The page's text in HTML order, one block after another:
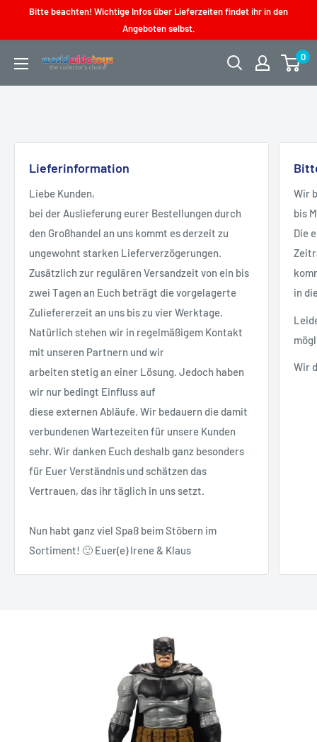
Bitte beachten! Wichtige Infos über Lieferzeiten findet ihr in den
Angeboten selbst.
worldwidetoys
0
Lieferinformation
Liebe Kunden,
bei der Auslieferung eurer Bestellungen durch
den Großhandel an uns kommt es derzeit zu
ungewohnt starken Lieferverzögerungen.
Zusätzlich zur regulären Versandzeit von ein bis
zwei Tagen an Euch beträgt die vorgelagerte
Zuliefererzeit an uns bis zu vier Werktage.
Natürlich stehen wir in regelmäßigem Kontakt
mit unseren Partnern und wir
arbeiten stetig an einer Lösung. Jedoch haben
wir nur bedingt Einfluss auf
diese externen Abläufe. Wir bedauern die damit
verbundenen Wartezeiten für unsere Kunden
sehr. Wir danken Euch deshalb ganz besonders
für Euer Verständnis und schätzen das
Vertrauen, das ihr täglich in uns setzt.
Nun habt ganz viel Spaß beim Stöbern im
Sortiment! 🙂 Euer(e) Irene & Klaus
Wir
bis
Die
in
Wir